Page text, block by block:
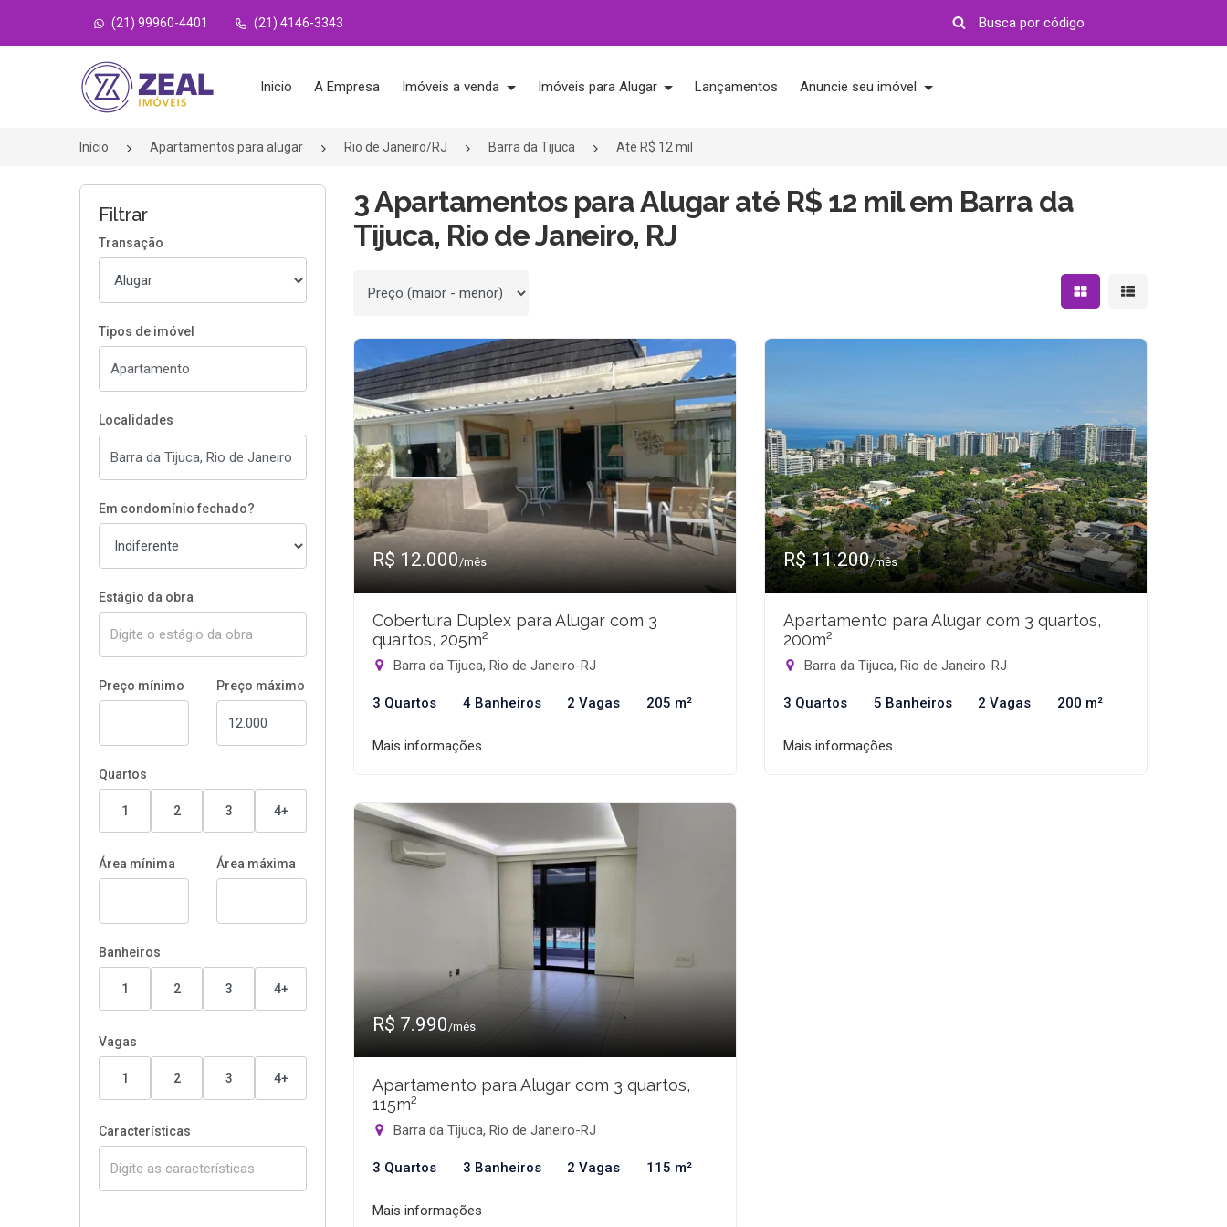
(21) 99960-4401 (21) 4146-3343
Página inicial
Inicio A Empresa Imóveis a venda Imóveis para Alugar Lançamentos Anuncie seu imóvel
Início Apartamentos para alugar Rio de Janeiro/RJ Barra da Tijuca Até R$ 12 mil
Filtrar
Transação
Tipos de imóvel
Localidades
Em condomínio fechado?
Estágio da obra
Preço mínimo Preço máximo
Quartos
1 2 3 4+
Área mínima Área máxima
Banheiros
1 2 3 4+
Vagas
1 2 3 4+
Características
3 Apartamentos para Alugar até R$ 12 mil em Barra da
Tijuca, Rio de Janeiro, RJ
Ordenar por Mostrar resultados em
Mostrar
R$ 12.000/mês
Cobertura Duplex para Alugar com 3
quartos, 205m²
Barra da Tijuca, Rio de Janeiro-RJ
3 Quartos 4 Banheiros 2 Vagas 205 m²
Mais informações
R$ 11.200/mês
Apartamento para Alugar com 3 quartos,
200m²
Barra da Tijuca, Rio de Janeiro-RJ
3 Quartos 5 Banheiros 2 Vagas 200 m²
Mais informações
R$ 7.990/mês
Apartamento para Alugar com 3 quartos,
115m²
Barra da Tijuca, Rio de Janeiro-RJ
3 Quartos 3 Banheiros 2 Vagas 115 m²
Mais informações